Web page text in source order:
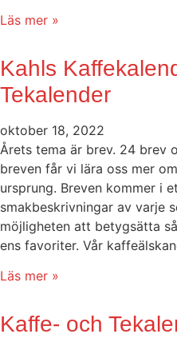
Läs mer »
Kahls
Tekalender
oktober 18, 2022
Årets tema är brev. 24 brev
breven får vi lära oss mer
ursprung. Breven kommer i
smakbeskrivningar av varje
möjligheten att betygsätta
ens favoriter. Vår
Läs mer »
Kaffe- och